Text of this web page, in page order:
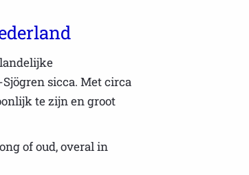
sicca. Met circa
te zijn en groot
of oud, overal in